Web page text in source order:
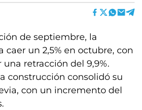
de septiembre, la
caer un 2,5% en octubre, con
retracción del 9,9%.
construcción consolidó su
con un incremento del